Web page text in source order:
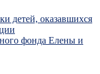
детей, оказавшихся
фонда Елены и